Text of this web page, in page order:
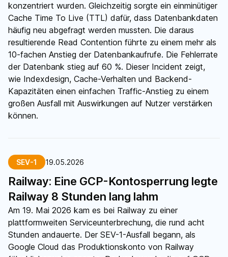
konzentriert wurden. Gleichzeitig sorgte ein einminütiger
Cache Time To Live (TTL) dafür, dass Datenbankdaten
häufig neu abgefragt werden mussten. Die daraus
resultierende Read Contention führte zu einem mehr als
10-fachen Anstieg der Datenbankaufrufe. Die Fehlerrate
der Datenbank stieg auf 60 %. Dieser Incident zeigt,
wie Indexdesign, Cache-Verhalten und Backend-
Kapazitäten einen einfachen Traffic-Anstieg zu einem
großen Ausfall mit Auswirkungen auf Nutzer verstärken
können.
SEV-1 19.05.2026
Railway: Eine GCP-Kontosperrung legte
Railway 8 Stunden lang lahm
Am 19. Mai 2026 kam es bei Railway zu einer
plattformweiten Serviceunterbrechung, die rund acht
Stunden andauerte. Der SEV-1-Ausfall begann, als
Google Cloud das Produktionskonto von Railway